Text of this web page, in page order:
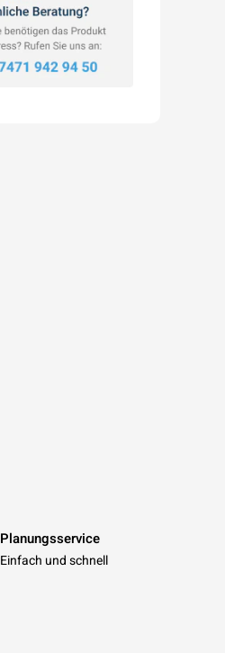
Planungsservice
Einfach und schnell